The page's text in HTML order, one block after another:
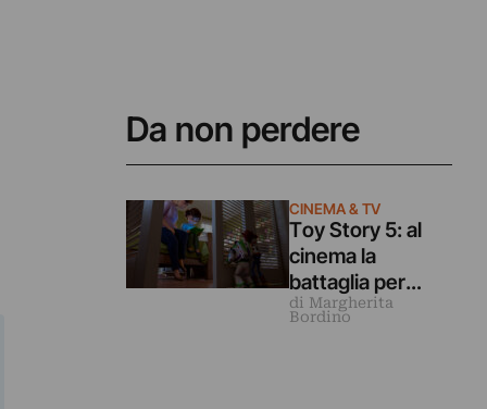
Da non perdere
CINEMA & TV
Toy Story 5: al
cinema la
battaglia per
l’immaginazione
di Margherita
Bordino